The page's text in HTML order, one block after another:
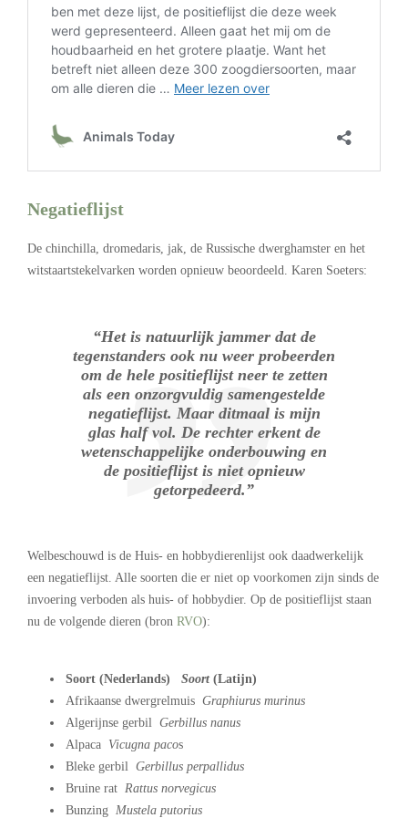
Negatieflijst
De chinchilla, dromedaris, jak, de Russische dwerghamster en het
witstaartstekelvarken worden opnieuw beoordeeld. Karen Soeters:
“Het is natuurlijk jammer dat de
tegenstanders ook nu weer probeerden
om de hele positieflijst neer te zetten
als een onzorgvuldig samengestelde
negatieflijst. Maar ditmaal is mijn
glas half vol. De rechter erkent de
wetenschappelijke onderbouwing en
de positieflijst is niet opnieuw
getorpedeerd.”
Welbeschouwd is de Huis- en hobbydierenlijst ook daadwerkelijk
een negatieflijst. Alle soorten die er niet op voorkomen zijn sinds de
invoering verboden als huis- of hobbydier. Op de positieflijst staan
nu de volgende dieren (bron RVO):
Soort (Nederlands) Soort (Latijn)
Afrikaanse dwergrelmuis Graphiurus murinus
Algerijnse gerbil Gerbillus nanus
Alpaca Vicugna pacos
Bleke gerbil Gerbillus perpallidus
Bruine rat Rattus norvegicus
Bunzing Mustela putorius